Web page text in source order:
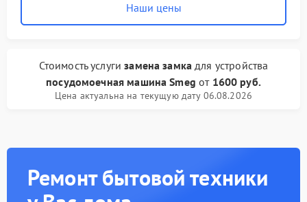
Наши цены
Стоимость услугизамена замка для устройства
посудомоечная машина Smeg от 1600 руб.
Цена актуальна на текущую дату 06.08.2026
Ремонт бытовой техники